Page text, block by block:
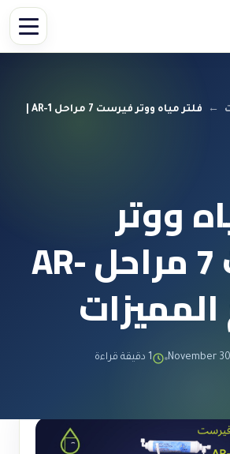
←
ووتر
فيرست 7 مراحل AR-
November 1 دقيقة قراءة